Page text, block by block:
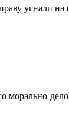
угнали